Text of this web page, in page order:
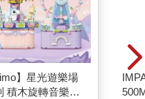
】星光遊樂場
積木旋轉音樂盒